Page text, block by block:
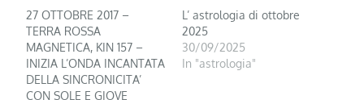
27 OTTOBRE 2017 –
TERRA ROSSA
MAGNETICA, KIN 157 –
INIZIA L’ONDA INCANTATA
DELLA SINCRONICITA’
CON SOLE E GIOVE
L’ astrologia di ottobre
2025
30/09/2025
In "astrologia"